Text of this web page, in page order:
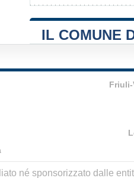
IL COMUNE
Friuli-
né sponsorizzato dalle